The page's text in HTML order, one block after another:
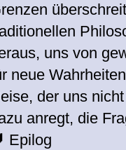
uns von
neue
der uns
anregt, die
Epilog